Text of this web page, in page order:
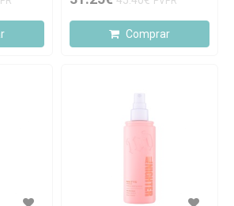
Comprar